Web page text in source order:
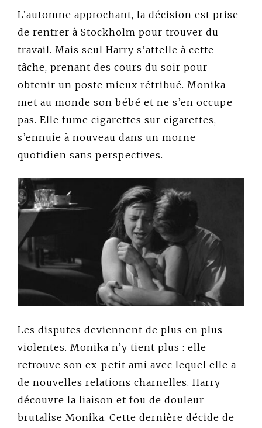
L’automne approchant, la décision est prise
de rentrer à Stockholm pour trouver du
travail. Mais seul Harry s’attelle à cette
tâche, prenant des cours du soir pour
obtenir un poste mieux rétribué. Monika
met au monde son bébé et ne s’en occupe
pas. Elle fume cigarettes sur cigarettes,
s’ennuie à nouveau dans un morne
quotidien sans perspectives.
Les disputes deviennent de plus en plus
violentes. Monika n’y tient plus : elle
retrouve son ex-petit ami avec lequel elle a
de nouvelles relations charnelles. Harry
découvre la liaison et fou de douleur
brutalise Monika. Cette dernière décide de